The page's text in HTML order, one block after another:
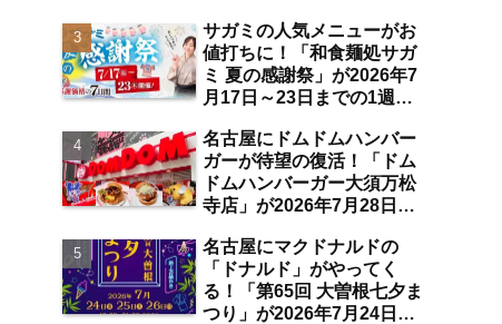
にオープン【伏見】
サガミの人気メニューがお
値打ちに！「和食麺処サガ
ミ 夏の感謝祭」が2026年7
月17日～23日までの1週間
券のプレゼントも【名古屋
発】
名古屋にドムドムハンバー
ガーが待望の復活！「ドム
ドムハンバーガー大須万松
寺店」が2026年7月28日に
味わい＆注目ポイントは？
【レポート／大須観音・上
前津／独自取材】
名古屋にマクドナルドの
「ドナルド」がやってく
る！「第65回 大曽根七夕ま
つり」が2026年7月24日～